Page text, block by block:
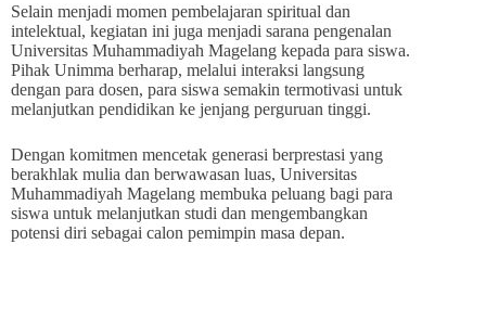
Selain menjadi momen pembelajaran spiritual dan
intelektual, kegiatan ini juga menjadi sarana pengenalan
Universitas Muhammadiyah Magelang kepada para siswa.
Pihak Unimma berharap, melalui interaksi langsung
dengan para dosen, para siswa semakin termotivasi untuk
melanjutkan pendidikan ke jenjang perguruan tinggi.
Dengan komitmen mencetak generasi berprestasi yang
berakhlak mulia dan berwawasan luas, Universitas
Muhammadiyah Magelang membuka peluang bagi para
siswa untuk melanjutkan studi dan mengembangkan
potensi diri sebagai calon pemimpin masa depan.